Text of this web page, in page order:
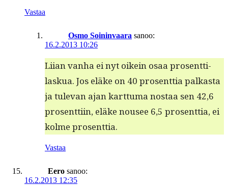
Vastaa
Osmo Soininvaara sanoo:
16.2.2013 10:26
Liian van­ha ei nyt oikein osaa pros­ent­ti­
laskua. Jos eläke on 40 pros­ent­tia palka­s­ta
ja tule­van ajan kart­tuma nos­taa sen 42,6
pros­ent­ti­in, eläke nousee 6,5 pros­ent­tia, ei
kolme prosenttia.
Vastaa
Eero sanoo:
16.2.2013 12:35